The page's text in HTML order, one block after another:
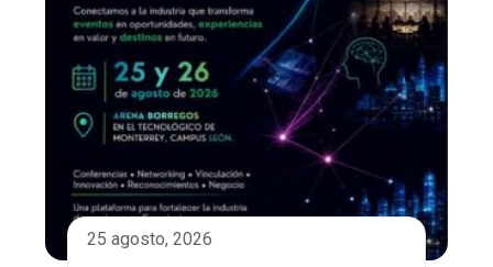
25 agosto, 2026